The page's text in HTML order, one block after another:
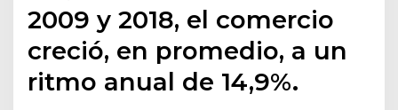
2009 y 2018, el comercio
creció, en promedio, a un
ritmo anual de 14,9%.